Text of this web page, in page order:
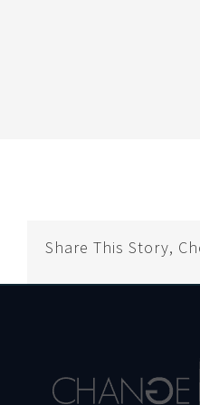
Share This Story,